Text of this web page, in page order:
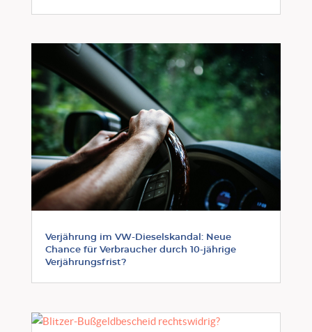
Verjährung im VW-Dieselskandal: Neue
Chance für Verbraucher durch 10-jährige
Verjährungsfrist?